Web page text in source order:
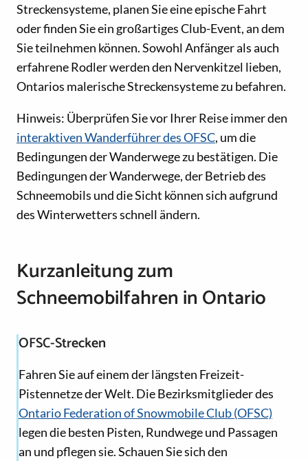
Streckensysteme, planen Sie eine epische Fahrt
oder finden Sie ein großartiges Club-Event, an dem
Sie teilnehmen können. Sowohl Anfänger als auch
erfahrene Rodler werden den Nervenkitzel lieben,
Ontarios malerische Streckensysteme zu befahren.
Hinweis: Überprüfen Sie vor Ihrer Reise immer den
interaktiven Wanderführer des OFSC, um die
Bedingungen der Wanderwege zu bestätigen. Die
Bedingungen der Wanderwege, der Betrieb des
Schneemobils und die Sicht können sich aufgrund
des Winterwetters schnell ändern.
Kurzanleitung zum
Schneemobilfahren in Ontario
OFSC-Strecken
Fahren Sie auf einem der längsten Freizeit-
Pistennetze der Welt. Die Bezirksmitglieder des
Ontario Federation of Snowmobile Club (OFSC)
legen die besten Pisten, Rundwege und Passagen
an und pflegen sie. Schauen Sie sich den